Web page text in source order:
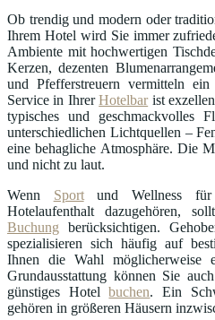
Ob trendig und modern oder
Ihrem Hotel wird Sie immer
Ambiente mit hochwertigen
Kerzen, dezenten
und Pfefferstreuern vermitteln
Service in IhrerHotelbarist
typisches und geschmackvolles
unterschiedlichen Lichtquellen –
eine behagliche Atmosphäre. Die
und nicht zu laut.
Wenn Sportund Wellness für
Hotelaufenthalt dazugehören,
Buchung berücksichtigen.
spezialisieren sich häufig auf
Ihnen die Wahl möglicherweise
Grundausstattung können Sie
günstiges Hotelbuchen. Ein
gehören in größeren Häusern